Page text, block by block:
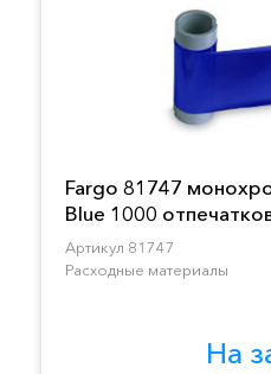
Fargo 81747
Blue 1000
Артикул 81747
Расходные материалы
На